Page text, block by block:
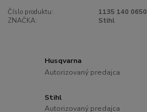
Číslo produktu:
1135 140 0650
ZNAČKA:
Stihl
Husqvarna
Autorizovaný predajca
Stihl
Autorizovaný predajca